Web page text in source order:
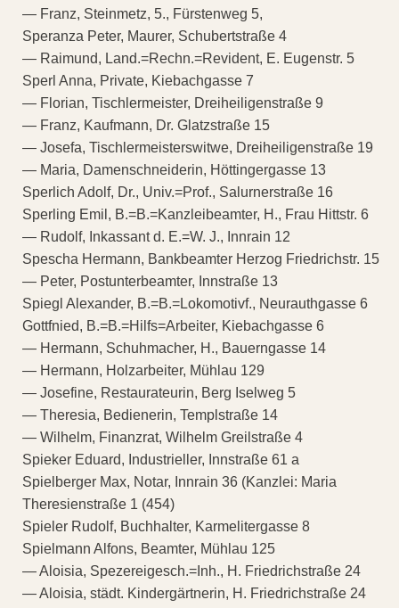
— Franz, Steinmetz, 5., Fürstenweg 5,
Speranza Peter, Maurer, Schubertstraße 4
— Raimund, Land.=Rechn.=Revident, E. Eugenstr. 5
Sperl Anna, Private, Kiebachgasse 7
— Florian, Tischlermeister, Dreiheiligenstraße 9
— Franz, Kaufmann, Dr. Glatzstraße 15
— Josefa, Tischlermeisterswitwe, Dreiheiligenstraße 19
— Maria, Damenschneiderin, Höttingergasse 13
Sperlich Adolf, Dr., Univ.=Prof., Salurnerstraße 16
Sperling Emil, B.=B.=Kanzleibeamter, H., Frau Hittstr. 6
— Rudolf, Inkassant d. E.=W. J., Innrain 12
Spescha Hermann, Bankbeamter Herzog Friedrichstr. 15
— Peter, Postunterbeamter, Innstraße 13
Spiegl Alexander, B.=B.=Lokomotivf., Neurauthgasse 6
Gottfnied, B.=B.=Hilfs=Arbeiter, Kiebachgasse 6
— Hermann, Schuhmacher, H., Bauerngasse 14
— Hermann, Holzarbeiter, Mühlau 129
— Josefine, Restaurateurin, Berg Iselweg 5
— Theresia, Bedienerin, Templstraße 14
— Wilhelm, Finanzrat, Wilhelm Greilstraße 4
Spieker Eduard, Industrieller, Innstraße 61 a
Spielberger Max, Notar, Innrain 36 (Kanzlei: Maria
Theresienstraße 1 (454)
Spieler Rudolf, Buchhalter, Karmelitergasse 8
Spielmann Alfons, Beamter, Mühlau 125
— Aloisia, Spezereigesch.=Inh., H. Friedrichstraße 24
— Aloisia, städt. Kindergärtnerin, H. Friedrichstraße 24